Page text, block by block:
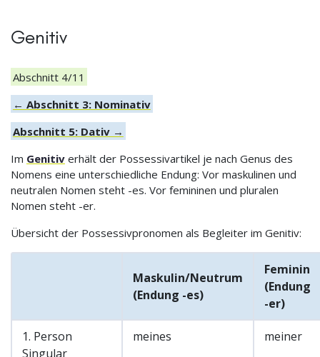
Genitiv
Abschnitt 4/11
← Abschnitt 3: Nominativ
Abschnitt 5: Dativ →
Im Genitiv erhält der Possessivartikel je nach Genus des
Nomens eine unterschiedliche Endung: Vor maskulinen und
neutralen Nomen steht -es. Vor femininen und pluralen
Nomen steht -er.
Übersicht der Possessivpronomen als Begleiter im Genitiv:
Maskulin/Neutrum
(Endung -es)
Feminin
(Endung
-er)
1. Person
Singular
meines meiner